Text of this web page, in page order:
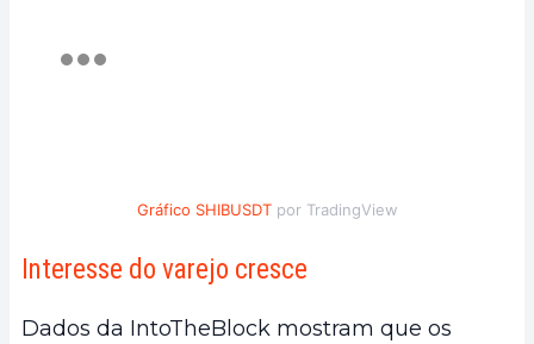
Gráfico SHIBUSDTpor TradingView
Interesse do varejo cresce
Dados da IntoTheBlock mostram que os